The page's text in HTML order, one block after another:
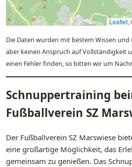
Leaflet,
Die Daten wurden mit bestem Wissen und
aber keinen Anspruch auf Vollständigkeit
einen Fehler finden, so bitten wir um
Schnuppertraining
Fußballverein SZ
Der Fußballverein SZ Marswiese
eine großartige Möglichkeit, das
gemeinsam zu genießen. Das